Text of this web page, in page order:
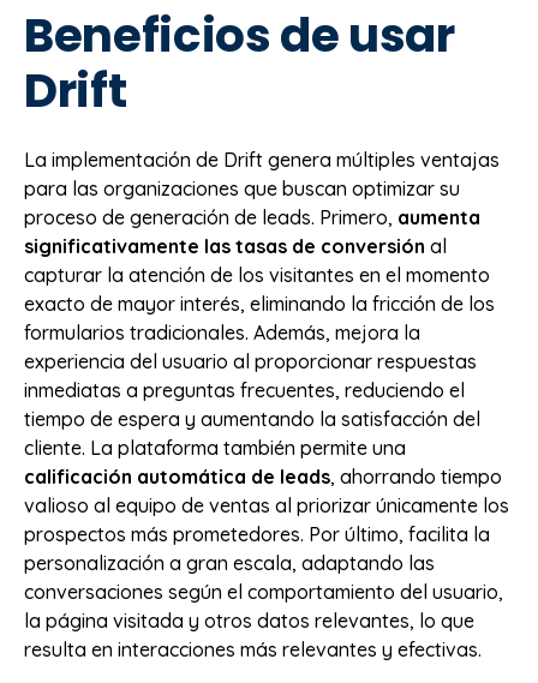
Beneficios de usar
Drift
La implementación de Drift genera múltiples ventajas
para las organizaciones que buscan optimizar su
proceso de generación de leads. Primero, aumenta
significativamente las tasas de conversión al
capturar la atención de los visitantes en el momento
exacto de mayor interés, eliminando la fricción de los
formularios tradicionales. Además, mejora la
experiencia del usuario al proporcionar respuestas
inmediatas a preguntas frecuentes, reduciendo el
tiempo de espera y aumentando la satisfacción del
cliente. La plataforma también permite una
calificación automática de leads, ahorrando tiempo
valioso al equipo de ventas al priorizar únicamente los
prospectos más prometedores. Por último, facilita la
personalización a gran escala, adaptando las
conversaciones según el comportamiento del usuario,
la página visitada y otros datos relevantes, lo que
resulta en interacciones más relevantes y efectivas.